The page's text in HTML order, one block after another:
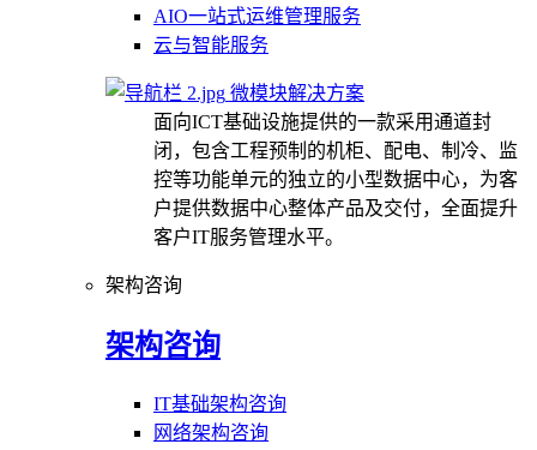
AIO一站式运维管理服务
云与智能服务
微模块解决方案
面向ICT基础设施提供的一款采用通道封
闭，包含工程预制的机柜、配电、制冷、监
控等功能单元的独立的小型数据中心，为客
户提供数据中心整体产品及交付，全面提升
客户IT服务管理水平。
架构咨询
架构咨询
IT基础架构咨询
网络架构咨询